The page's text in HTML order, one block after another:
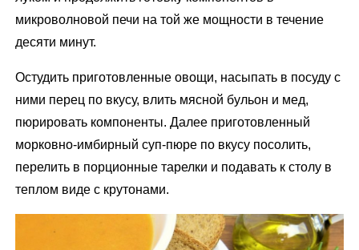
микроволновой печи на той же мощности в течение
десяти минут.
Остудить приготовленные овощи, насыпать в посуду с
ними перец по вкусу, влить мясной бульон и мед,
пюрировать компоненты. Далее приготовленный
морковно-имбирный суп-пюре по вкусу посолить,
перелить в порционные тарелки и подавать к столу в
теплом виде с крутонами.